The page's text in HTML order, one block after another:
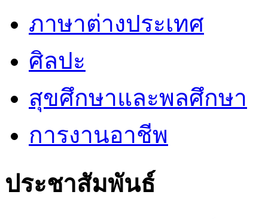
ภาษาต่างประเทศ
ศิลปะ
สุขศึกษาและพลศึกษา
การงานอาชีพ
ประชาสัมพันธ์